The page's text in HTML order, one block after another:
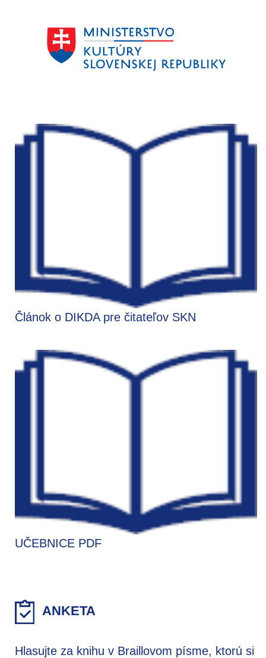
Článok o DIKDA pre čitateľov SKN
UČEBNICE PDF
ANKETA
Hlasujte za knihu v Braillovom písme, ktorú si